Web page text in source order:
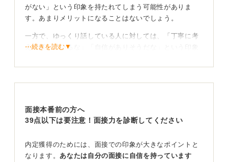
がない」という印象を持たれてしまう可能性がありま
す。あまりメリットになることはないでしょう。
一方で、ゆっくり話している人に対しては、「丁寧に考
えて話しているな」「自信がありそうだな」という印象
鏡の前で練習するのがおすすめ！ 自分の癖を知って
対策しよう
面接中の早口を防ぐ対策としては、3つの方法がありま
す。1つ目は、話す前に深呼吸をして呼吸を整えること。
⋯続きを読む▼
面接本番前の方へ
39点以下は要注意！面接力を診断してください
内定獲得のためには、面接での印象が大きなポイントと
なります。 あなたは自分の面接に自信を持っています